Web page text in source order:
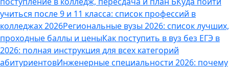
учиться после 9 и 11 класса: список профессий в
колледжах 2026Региональные вузы 2026: список лучших,
проходные баллы и ценыКак поступить в вуз без ЕГЭ в
2026: полная инструкция для всех категорий
абитуриентовИнженерные специальности 2026: почему